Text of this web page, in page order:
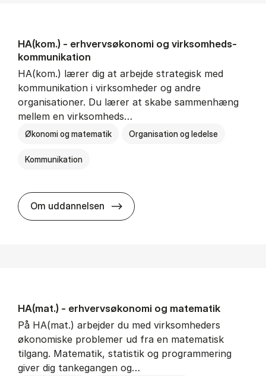
HA(kom.) - erhvervs­økonomi og virksomheds­
kommunikation
HA(kom.) lærer dig at arbejde strategisk med
kommunikation i virksomheder og andre
organisationer. Du lærer at skabe sammenhæng
mellem en virksomheds…
Økonomi og matematik Organisation og ledelse
Kommunikation
Om uddannelsen HA(kom.) - erhvervs­økonomi
HA(mat.) - erhvervs­økonomi og ma­te­ma­tik
På HA(mat.) arbejder du med virksomheders
økonomiske problemer ud fra en matematisk
tilgang. Matematik, statistik og programmering
giver dig tankegangen og…